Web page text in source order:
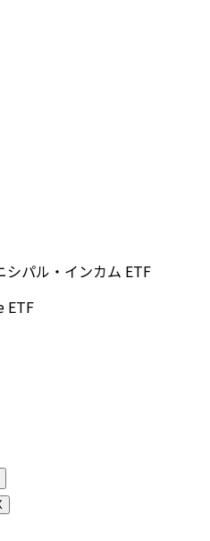
パル・インカム ETF
ETF